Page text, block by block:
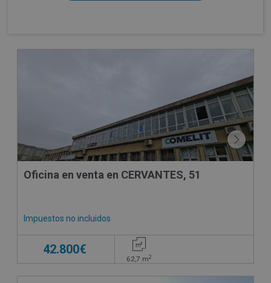
Oficina en venta en CERVANTES, 51
Impuestos no incluidos
42.800€
62,7 m2